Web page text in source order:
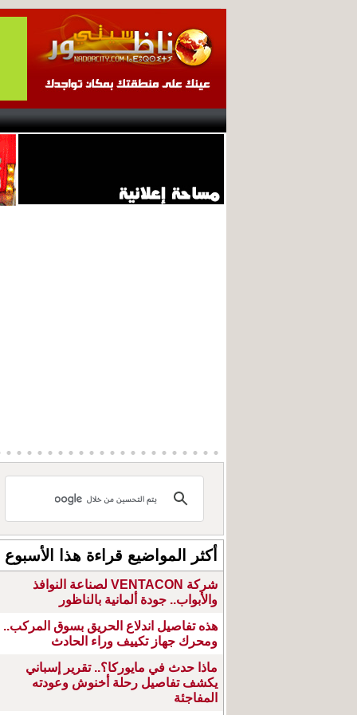
أكثر المواضيع قراءة هذا الأسبوع
شركة VENTACON لصناعة النوافذ
والأبواب.. جودة ألمانية بالناظور
هذه تفاصيل اندلاع الحريق بسوق المركب..
ومحرك جهاز تكييف وراء الحادث
ماذا حدث في مايوركا؟.. تقرير إسباني
يكشف تفاصيل رحلة أخنوش وعودته
المفاجئة